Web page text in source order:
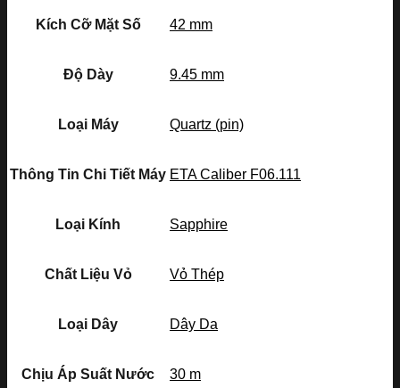
Kích Cỡ Mặt Số 42 mm
Độ Dày 9.45 mm
Loại Máy Quartz (pin)
Thông Tin Chi Tiết Máy ETA Caliber F06.111
Loại Kính Sapphire
Chất Liệu Vỏ Vỏ Thép
Loại Dây Dây Da
Chịu Áp Suất Nước 30 m